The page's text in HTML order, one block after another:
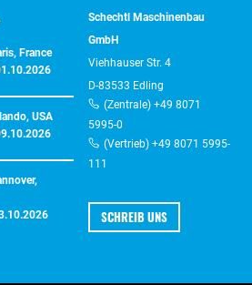
France
USA
Schechtl Maschinenbau
GmbH
Viehhauser Str. 4
D-83533 Edling
(Zentrale) +49 8071
5995-0
(Vertrieb) +49 8071 5995-
111
SCHREIB UNS